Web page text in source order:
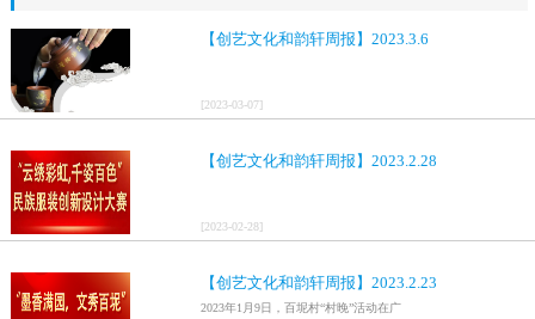
【创艺文化和韵轩周报】2023.3.6
[2023-03-07]
【创艺文化和韵轩周报】2023.2.28
[2023-02-28]
【创艺文化和韵轩周报】2023.2.23
2023年1月9日，百坭村“村晚”活动在广